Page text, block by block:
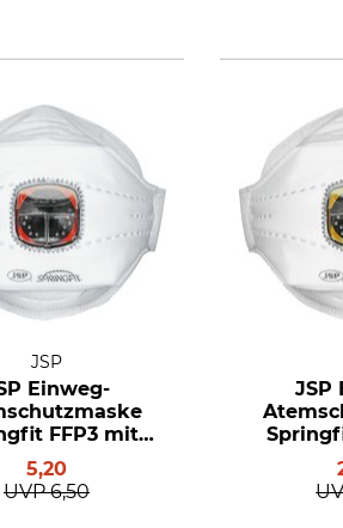
JSP
Einweg-
FFP3 mit
Ventil
5,20
UVP 6,50
JSP